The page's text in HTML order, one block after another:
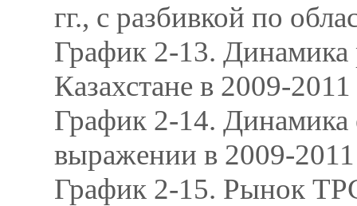
гг., с разбивкой по
График 2-13. Динамика
Казахстане в 2009-
График 2-14. Динамика
выражении в 2009-2011
График 2-15. Рынок